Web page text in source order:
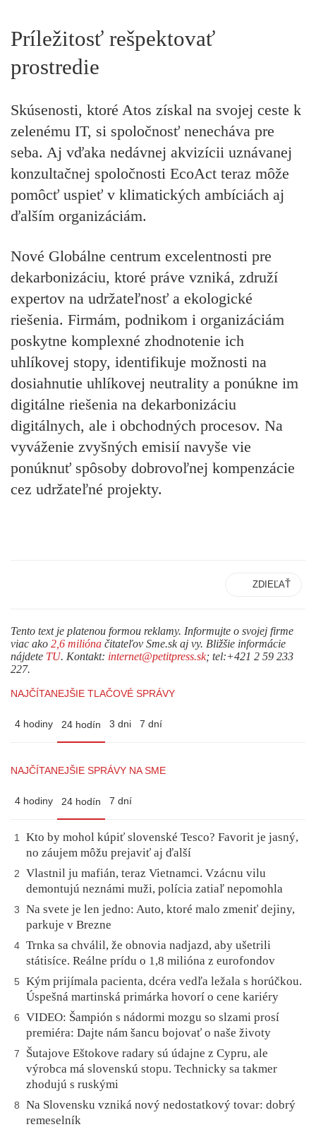
Príležitosť rešpektovať
prostredie
Skúsenosti, ktoré Atos získal na svojej ceste k
zelenému IT, si spoločnosť nenecháva pre
seba. Aj vďaka nedávnej akvizícii uznávanej
konzultačnej spoločnosti EcoAct teraz môže
pomôcť uspieť v klimatických ambíciách aj
ďalším organizáciám.
Nové Globálne centrum excelentnosti pre
dekarbonizáciu, ktoré práve vzniká, združí
expertov na udržateľnosť a ekologické
riešenia. Firmám, podnikom i organizáciám
poskytne komplexné zhodnotenie ich
uhlíkovej stopy, identifikuje možnosti na
dosiahnutie uhlíkovej neutrality a ponúkne im
digitálne riešenia na dekarbonizáciu
digitálnych, ale i obchodných procesov. Na
vyváženie zvyšných emisií navyše vie
ponúknuť spôsoby dobrovoľnej kompenzácie
cez udržateľné projekty.
ZDIEĽAŤ
Tento text je platenou formou reklamy. Informujte o svojej firme
viac ako 2,6 milióna čitateľov Sme.sk aj vy. Bližšie informácie
nájdete TU. Kontakt: internet@petitpress.sk; tel:+421 2 59 233
227.
NAJČÍTANEJŠIE TLAČOVÉ SPRÁVY
4 hodiny 24 hodín 3 dni 7 dní
NAJČÍTANEJŠIE SPRÁVY NA SME
4 hodiny 24 hodín 7 dní
1
Kto by mohol kúpiť slovenské Tesco? Favorit je jasný,
no záujem môžu prejaviť aj ďalší
2
Vlastnil ju mafián, teraz Vietnamci. Vzácnu vilu
demontujú neznámi muži, polícia zatiaľ nepomohla
3
Na svete je len jedno: Auto, ktoré malo zmeniť dejiny,
parkuje v Brezne
4 Trnka sa chválil, že obnovia nadjazd, aby ušetrili
státisíce. Reálne prídu o 1,8 milióna z eurofondov
5
Kým prijímala pacienta, dcéra vedľa ležala s horúčkou.
Úspešná martinská primárka hovorí o cene kariéry
6
VIDEO: Šampión s nádormi mozgu so slzami prosí
premiéra: Dajte nám šancu bojovať o naše životy
7
Šutajove Eštokove radary sú údajne z Cypru, ale
výrobca má slovenskú stopu. Technicky sa takmer
zhodujú s ruskými
8
Na Slovensku vzniká nový nedostatkový tovar: dobrý
remeselník